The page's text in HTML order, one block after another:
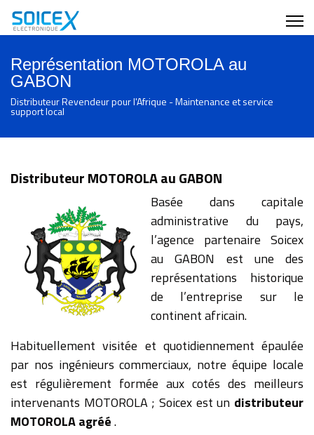
Représentation MOTOROLA au
GABON
Distributeur Revendeur pour l'Afrique - Maintenance et service
support local
Distributeur MOTOROLA au GABON
Basée dans capitale
administrative du pays,
l’agence partenaire Soicex
au GABON est une des
représentations historique
de l’entreprise sur le
continent africain.
Habituellement visitée et quotidiennement épaulée
par nos ingénieurs commerciaux, notre équipe locale
est régulièrement formée aux cotés des meilleurs
intervenants MOTOROLA ; Soicex est un distributeur
MOTOROLA agréé.